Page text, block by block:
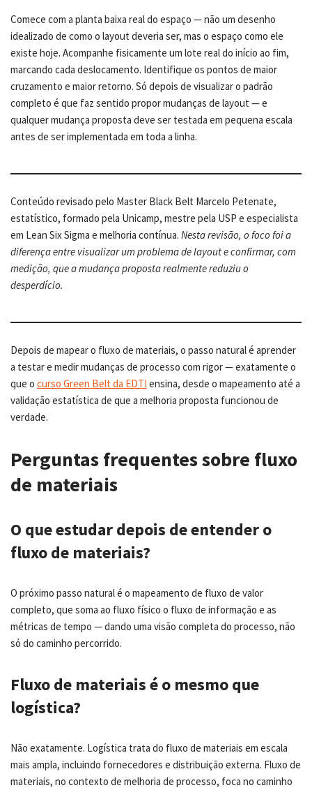
Comece com a planta baixa real do espaço — não um desenho
idealizado de como o layout deveria ser, mas o espaço como ele
existe hoje. Acompanhe fisicamente um lote real do início ao fim,
marcando cada deslocamento. Identifique os pontos de maior
cruzamento e maior retorno. Só depois de visualizar o padrão
completo é que faz sentido propor mudanças de layout — e
qualquer mudança proposta deve ser testada em pequena escala
antes de ser implementada em toda a linha.
Conteúdo revisado pelo Master Black Belt Marcelo Petenate,
estatístico, formado pela Unicamp, mestre pela USP e especialista
em Lean Six Sigma e melhoria contínua. Nesta revisão, o foco foi a
diferença entre visualizar um problema de layout e confirmar, com
medição, que a mudança proposta realmente reduziu o
desperdício.
Depois de mapear o fluxo de materiais, o passo natural é aprender
a testar e medir mudanças de processo com rigor — exatamente o
que o curso Green Belt da EDTI ensina, desde o mapeamento até a
validação estatística de que a melhoria proposta funcionou de
verdade.
Perguntas frequentes sobre fluxo
de materiais
O que estudar depois de entender o
fluxo de materiais?
O próximo passo natural é o mapeamento de fluxo de valor
completo, que soma ao fluxo físico o fluxo de informação e as
métricas de tempo — dando uma visão completa do processo, não
só do caminho percorrido.
Fluxo de materiais é o mesmo que
logística?
Não exatamente. Logística trata do fluxo de materiais em escala
mais ampla, incluindo fornecedores e distribuição externa. Fluxo de
materiais, no contexto de melhoria de processo, foca no caminho